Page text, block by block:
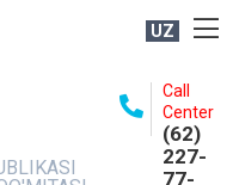
UZ
Call
Center
(62)
227-
77-